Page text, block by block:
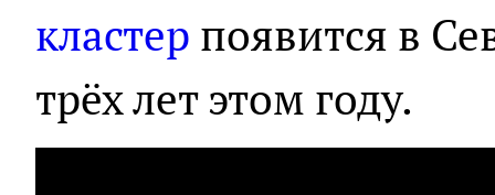
кластер появится в
трёх лет этом году.